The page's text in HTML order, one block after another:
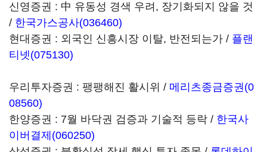
신영증권 : 中 유동성 경색 우려, 장기화되지 않을 것
/ 한국가스공사(036460)
현대증권 : 외국인 신흥시장 이탈, 반전되는가 / 플랜
티넷(075130)
우리투자증권 : 팽팽해진 활시위 / 메리츠종금증권(0
08560)
한양증권 : 7월 바닥권 검증과 기술적 등락 / 한국사
이버결제(060250)